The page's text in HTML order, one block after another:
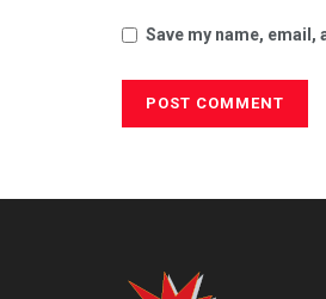
Save my name,